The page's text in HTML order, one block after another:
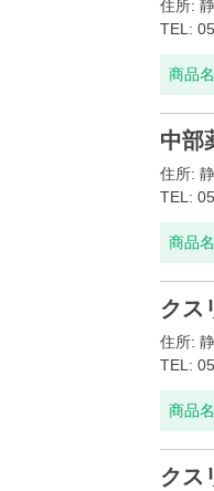
住所:
TEL:
商品
中部
住所:
TEL:
商品
クス
住所:
TEL:
商品
クス